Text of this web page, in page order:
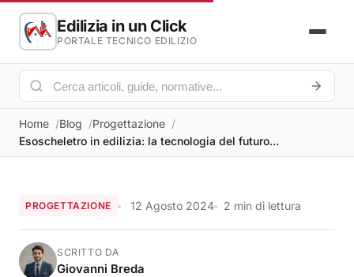
Edilizia in un Click
PORTALE TECNICO EDILIZIO
Home Blog
Progettazione
Esoscheletro in edilizia: la tecnologia del futuro...
PROGETTAZIONE 12 Agosto 2024 2 min di lettura
SCRITTO DA
Giovanni Breda